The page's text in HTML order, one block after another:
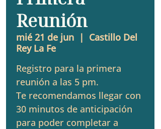
Reunión
mié 21 de jun
  |
Castillo Del
Rey La Fe
Registro para la primera
reunión a las 5 pm.
Te recomendamos llegar con
30 minutos de anticipación
para poder completar a